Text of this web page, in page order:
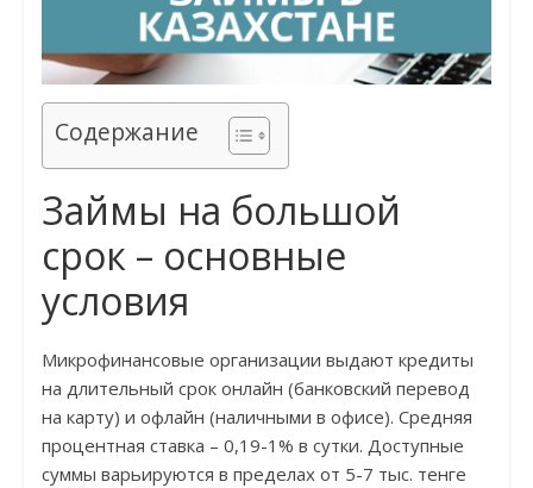
Содержание
Займы на большой
срок – основные
условия
Микрофинансовые организации выдают кредиты
на длительный срок онлайн (банковский перевод
на карту) и офлайн (наличными в офисе). Средняя
процентная ставка – 0,19-1% в сутки. Доступные
суммы варьируются в пределах от 5-7 тыс. тенге